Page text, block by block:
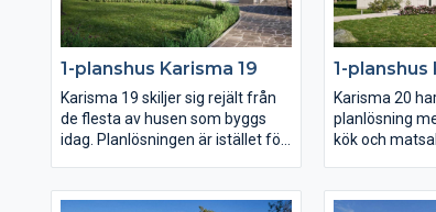
Karisma 15 en härlig öppen och
ljusberikande planlösning.
1-planshus Karisma 19
Karisma 19 skiljer sig rejält från
de flesta av husen som byggs
idag. Planlösningen är istället för
separata fördelar.
1-planshus
Karisma 20
planlösning
kök och
mot